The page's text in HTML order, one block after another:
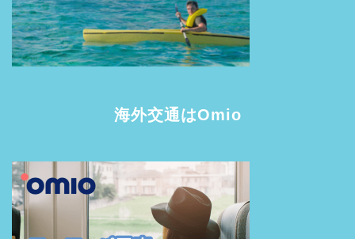
海外交通はOmio